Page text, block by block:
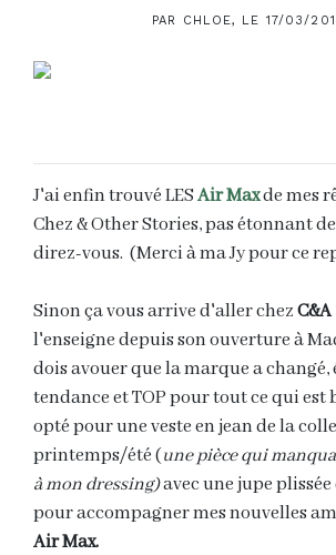
PAR CHLOE, LE 17/03/
J'ai enfin trouvé LESAir Maxde mes
Chez & Other Stories, pas étonnant
direz-vous. (Merci à ma Jy pour ce
Sinon ça vous arrive d'aller chezC&A
l'enseigne depuis son ouverture à
dois avouer que la marque a changé,
tendance et TOP pour tout ce qui est
opté pour une veste en jean de la
printemps/été (une pièce qui
à mon dressing)avec une jupe plissée
pour accompagner mes nouvelles
Air Max.